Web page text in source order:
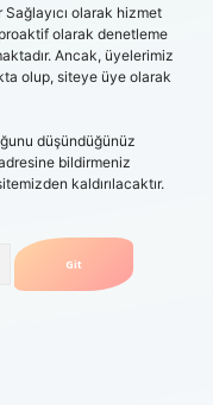
Sağlayıcı olarak hizmet
olarak denetleme
Ancak, üyelerimiz
olup, siteye üye olarak
düşündüğünüz
bildirmeniz
kaldırılacaktır.